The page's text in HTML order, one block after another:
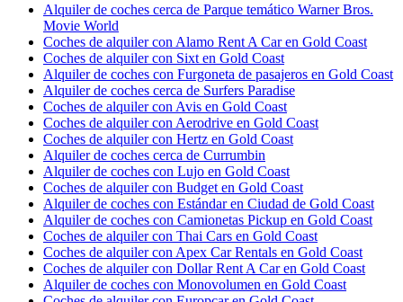
Alquiler de coches cerca de Parque temático Warner Bros.
Movie World
Coches de alquiler con Alamo Rent A Car en Gold Coast
Coches de alquiler con Sixt en Gold Coast
Alquiler de coches con Furgoneta de pasajeros en Gold Coast
Alquiler de coches cerca de Surfers Paradise
Coches de alquiler con Avis en Gold Coast
Coches de alquiler con Aerodrive en Gold Coast
Coches de alquiler con Hertz en Gold Coast
Alquiler de coches cerca de Currumbin
Alquiler de coches con Lujo en Gold Coast
Coches de alquiler con Budget en Gold Coast
Alquiler de coches con Estándar en Ciudad de Gold Coast
Alquiler de coches con Camionetas Pickup en Gold Coast
Coches de alquiler con Thai Cars en Gold Coast
Coches de alquiler con Apex Car Rentals en Gold Coast
Coches de alquiler con Dollar Rent A Car en Gold Coast
Alquiler de coches con Monovolumen en Gold Coast